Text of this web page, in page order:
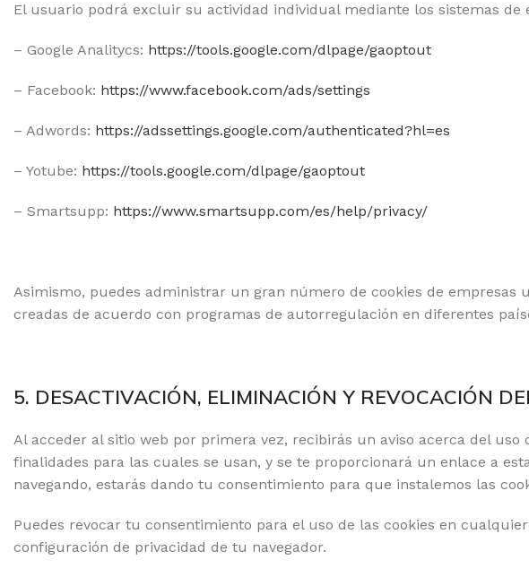
El usuario podrá excluir su actividad individual mediante los sistemas
– Google Analitycs: https://tools.google.com/dlpage/gaoptout
– Facebook: https://www.facebook.com/ads/settings
– Adwords: https://adssettings.google.com/authenticated?hl=es
– Yotube: https://tools.google.com/dlpage/gaoptout
– Smartsupp: https://www.smartsupp.com/es/help/privacy/
Asimismo, puedes administrar un gran número de cookies de
creadas de acuerdo con programas de autorregulación en diferentes
5. DESACTIVACIÓN, ELIMINACIÓN Y REVOCACIÓN
Al acceder al sitio web por primera vez, recibirás un aviso acerca del
finalidades para las cuales se usan, y se te proporcionará un enlace a
navegando, estarás dando tu consentimiento para que instalemos las
Puedes revocar tu consentimiento para el uso de las cookies en
configuración de privacidad de tu navegador.